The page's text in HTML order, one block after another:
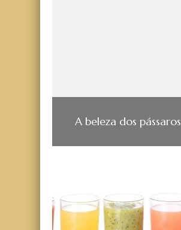
A beleza dos pássaros